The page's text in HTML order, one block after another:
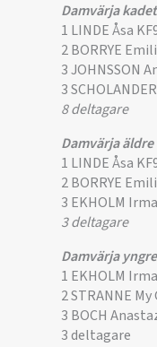
Damvärja
1 LINDE Åsa
2 BORRYE
3 JOHNSSON
3
8 deltagare
Damvärja
1 LINDE Åsa
2 BORRYE
3 EKHOLM
3 deltagare
Damvärja
1 EKHOLM
2 STRANNE
3 BOCH
3 deltagare